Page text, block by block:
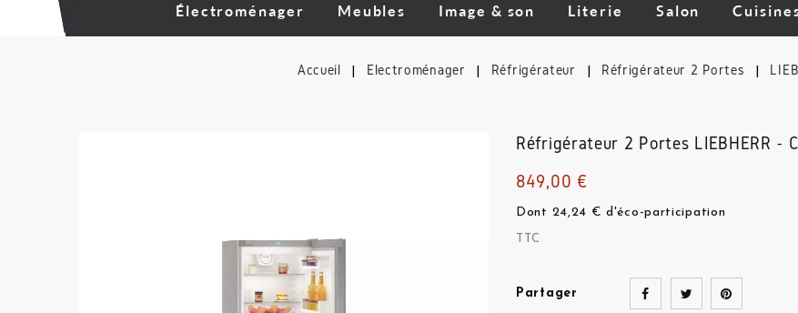
Électroménager Meubles Image & son Literie Salon
Accueil Électroménager Réfrigérateur Réfrigérateur 2 Portes
Réfrigérateur 2 Portes LIEBHERR -
849,00 €
Dont 24,24 € d'éco-participation
TTC
Partager